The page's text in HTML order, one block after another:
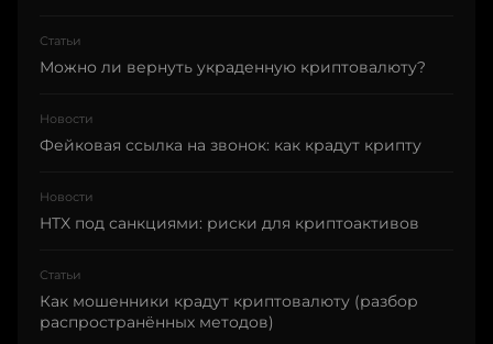
Статьи
Можно ли вернуть украденную криптовалюту?
Новости
Фейковая ссылка на звонок: как крадут крипту
Новости
HTX под санкциями: риски для криптоактивов
Статьи
Как мошенники крадут криптовалюту (разбор
распространённых методов)